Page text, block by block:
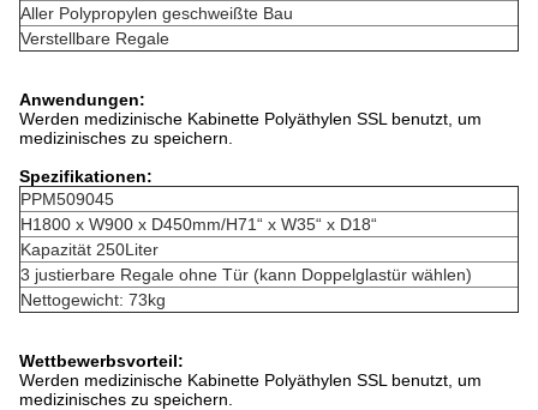
Aller Polypropylen geschweißte Bau
Verstellbare Regale
Anwendungen:
Werden medizinische Kabinette Polyäthylen SSL benutzt, um
medizinisches zu speichern.
Spezifikationen:
PPM509045
H1800 x W900 x D450mm/H71“ x W35“ x D18“
Kapazität 250Liter
3 justierbare Regale ohne Tür (kann Doppelglastür wählen)
Nettogewicht: 73kg
Wettbewerbsvorteil:
Werden medizinische Kabinette Polyäthylen SSL benutzt, um
medizinisches zu speichern.